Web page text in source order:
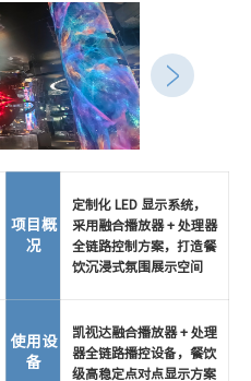
项目概
况
定制化 LED 显示系统，
采用融合播放器 + 处理器
全链路控制方案，打造餐
饮沉浸式氛围展示空间
使用设
备
凯视达融合播放器 + 处理
器全链路播控设备，餐饮
级高稳定点对点显示方案